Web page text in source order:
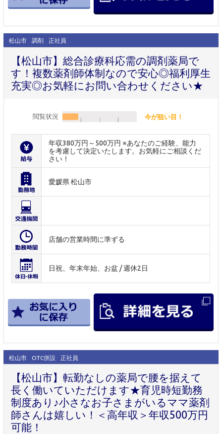
松山市 調剤 正社員
【松山市】総合診療科応需の調剤薬局で
す！複数薬剤師体制なので安心◎福利厚生
充実◎お気軽にお問い合わせください★
閲覧状況 今が狙い目！
年収380万円～500万円 ※あなたのご経験、能力
を考慮して決定いたします。お気軽にご相談くだ
さい！
愛媛県 松山市
店舗の営業時間に準ずる
日祝、年末年始、お盆 / 週休2日
松山市 OTC併設 正社員
【松山市】転勤なしの薬局で腰を据えて
長く働いていただけます★育児時短勤務
制度あり♪小さなお子さまがいるママ薬剤
師さんは嬉しい！＜高年収＞年収500万円
可能！